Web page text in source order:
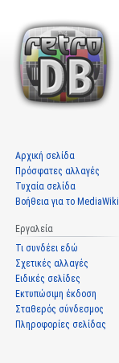
Αρχική σελίδα
Πρόσφατες αλλαγές
Τυχαία σελίδα
Βοήθεια για το MediaWiki
Εργαλεία
Τι συνδέει εδώ
Σχετικές αλλαγές
Ειδικές σελίδες
Εκτυπώσιμη έκδοση
Σταθερός σύνδεσμος
Πληροφορίες σελίδας